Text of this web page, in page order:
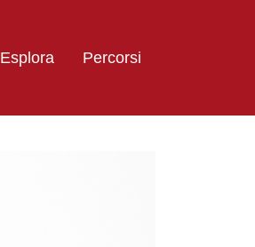
Esplora Percorsi